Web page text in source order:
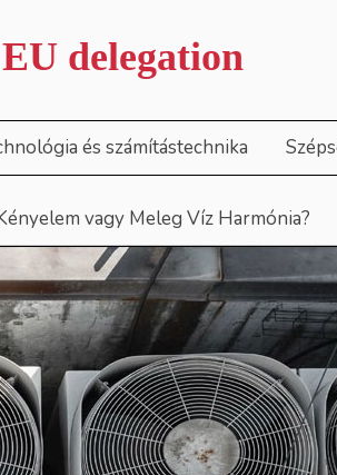
EU delegation
és számítástechnika
vagy Meleg Víz Harmónia?